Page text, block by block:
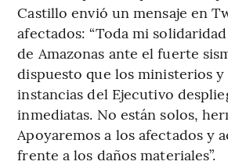
Castillo envió un mensaje en
afectados: “Toda mi
de Amazonas ante el fuerte
dispuesto que los ministerios
instancias del Ejecutivo
inmediatas. No están solos,
Apoyaremos a los afectados y
frente a los daños materiales”.